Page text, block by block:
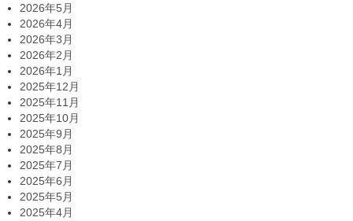
2026年5月
2026年4月
2026年3月
2026年2月
2026年1月
2025年12月
2025年11月
2025年10月
2025年9月
2025年8月
2025年7月
2025年6月
2025年5月
2025年4月